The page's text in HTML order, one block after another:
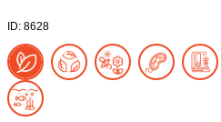
ID: 8628